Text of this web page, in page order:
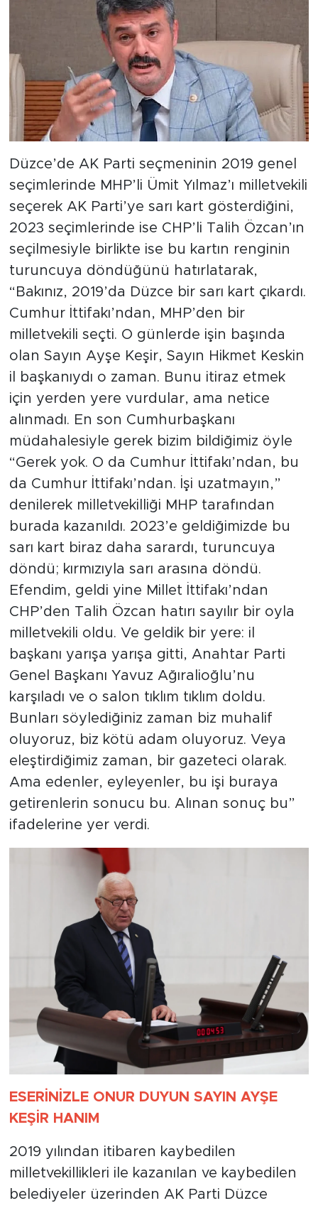
Düzce’de AK Parti seçmeninin 2019 genel
seçimlerinde MHP’li Ümit Yılmaz’ı milletvekili
seçerek AK Parti’ye sarı kart gösterdiğini,
2023 seçimlerinde ise CHP’li Talih Özcan’ın
seçilmesiyle birlikte ise bu kartın renginin
turuncuya döndüğünü hatırlatarak,
“Bakınız, 2019’da Düzce bir sarı kart çıkardı.
Cumhur İttifakı’ndan, MHP’den bir
milletvekili seçti. O günlerde işin başında
olan Sayın Ayşe Keşir, Sayın Hikmet Keskin
il başkanıydı o zaman. Bunu itiraz etmek
için yerden yere vurdular, ama netice
alınmadı. En son Cumhurbaşkanı
müdahalesiyle gerek bizim bildiğimiz öyle
“Gerek yok. O da Cumhur İttifakı’ndan, bu
da Cumhur İttifakı’ndan. İşi uzatmayın,”
denilerek milletvekilliği MHP tarafından
burada kazanıldı. 2023’e geldiğimizde bu
sarı kart biraz daha sarardı, turuncuya
döndü; kırmızıyla sarı arasına döndü.
Efendim, geldi yine Millet İttifakı’ndan
CHP’den Talih Özcan hatırı sayılır bir oyla
milletvekili oldu. Ve geldik bir yere: il
başkanı yarışa yarışa gitti, Anahtar Parti
Genel Başkanı Yavuz Ağıralioğlu’nu
karşıladı ve o salon tıklım tıklım doldu.
Bunları söylediğiniz zaman biz muhalif
oluyoruz, biz kötü adam oluyoruz. Veya
eleştirdiğimiz zaman, bir gazeteci olarak.
Ama edenler, eyleyenler, bu işi buraya
getirenlerin sonucu bu. Alınan sonuç bu”
ifadelerine yer verdi.
ESERİNİZLE ONUR DUYUN SAYIN AYŞE
KEŞİR HANIM
2019 yılından itibaren kaybedilen
milletvekillikleri ile kazanılan ve kaybedilen
belediyeler üzerinden AK Parti Düzce